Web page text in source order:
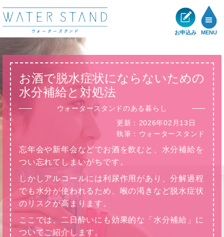
お申込み MENU
製品一覧
メリット
ショールーム
展示・キャンペーン情報
お客様の声
サポート
ウォータースタンドのある暮らし
お酒で脱水症状にならないための
水分補給と対処法
ウォータースタンドのある暮らし
更新： 2026年02月13日
執筆： ウォータースタンド
忘年会や新年会などでお酒を飲むと、水分補給を
つい忘れてしまいがちです。
しかしアルコールには利尿作用があり、分解過程
でも水分が使われるため、喉の渇きなど脱水症状
のリスクが高まります。
ここでは、二日酔いにも効果的な「水分補給」に
ついてご紹介します。